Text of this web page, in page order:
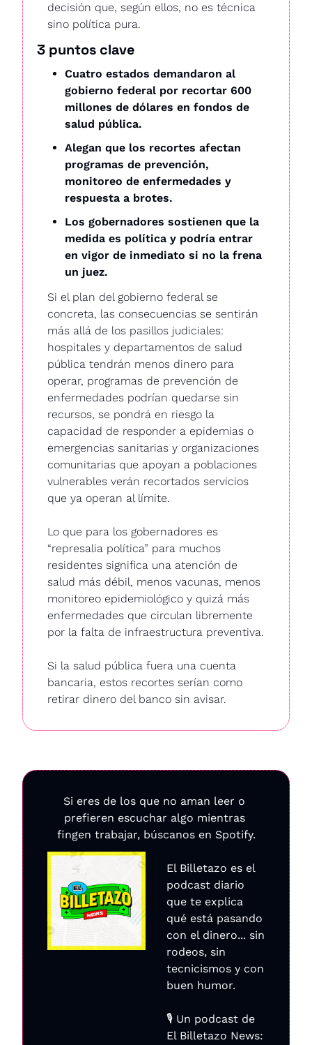
decisión que, según ellos, no es técnica
sino política pura.
3 puntos clave
Cuatro estados demandaron al
gobierno federal por recortar 600
millones de dólares en fondos de
salud pública.
Alegan que los recortes afectan
programas de prevención,
monitoreo de enfermedades y
respuesta a brotes.
Los gobernadores sostienen que la
medida es política y podría entrar
en vigor de inmediato si no la frena
un juez.
Si el plan del gobierno federal se
concreta, las consecuencias se sentirán
más allá de los pasillos judiciales:
hospitales y departamentos de salud
pública tendrán menos dinero para
operar, programas de prevención de
enfermedades podrían quedarse sin
recursos, se pondrá en riesgo la
capacidad de responder a epidemias o
emergencias sanitarias y organizaciones
comunitarias que apoyan a poblaciones
vulnerables verán recortados servicios
que ya operan al límite.
Lo que para los gobernadores es
“represalia política” para muchos
residentes significa una atención de
salud más débil, menos vacunas, menos
monitoreo epidemiológico y quizá más
enfermedades que circulan libremente
por la falta de infraestructura preventiva.
Si la salud pública fuera una cuenta
bancaria, estos recortes serían como
retirar dinero del banco sin avisar.
Si eres de los que no aman leer o
prefieren escuchar algo mientras
fingen trabajar, búscanos en Spotify.
El Billetazo es el
podcast diario
que te explica
qué está pasando
con el dinero... sin
rodeos, sin
tecnicismos y con
buen humor.
🎙️ Un podcast de
El Billetazo News: